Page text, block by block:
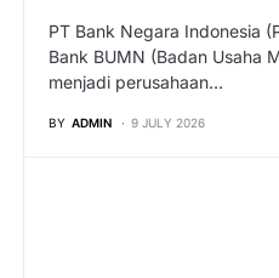
PT Bank Negara Indonesia
Bank BUMN (Badan Usaha
menjadi perusahaan…
BY ADMIN 9 JULY 2026